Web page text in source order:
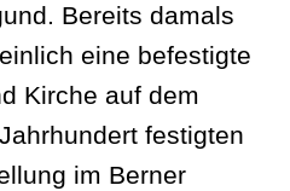
Bereits damals
eine befestigte
Kirche auf dem
festigten
im Berner